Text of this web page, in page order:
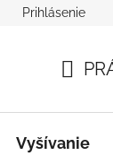
B2B
Prihlásenie
KOŠÍK
Vyšívanie